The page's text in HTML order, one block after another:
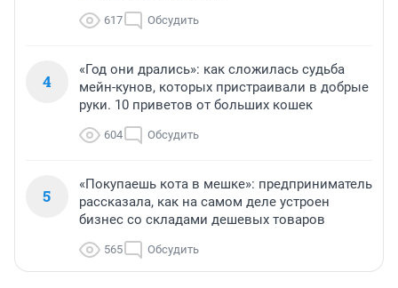
617 Обсудить
4
«Год они дрались»: как сложилась судьба
мейн-кунов, которых пристраивали в добрые
руки. 10 приветов от больших кошек
604 Обсудить
5
«Покупаешь кота в мешке»: предприниматель
рассказала, как на самом деле устроен
бизнес со складами дешевых товаров
565 Обсудить